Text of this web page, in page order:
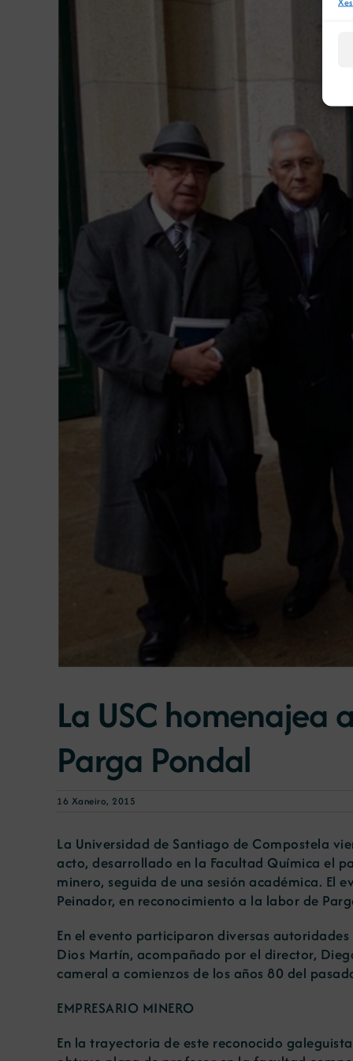
La USC homenajea
Parga Pondal
16 Xaneiro, 2015
La Universidad de Santiago de Compostela
acto, desarrollado en la Facultad Química el
minero, seguida de una sesión académica. El
Peinador, en reconocimiento a la labor de
En el evento participaron diversas
Dios Martín, acompañado por el director,
cameral a comienzos de los años 80 del
EMPRESARIO MINERO
En la trayectoria de este reconocido